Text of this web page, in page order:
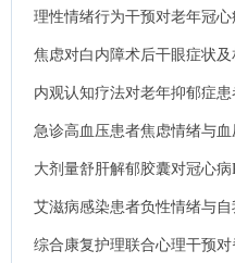
理性情绪行为干预对老年冠
变化的影响.
焦虑对白内障术后干眼症状
内观认知疗法对老年抑郁症
急诊高血压患者焦虑情绪与
大剂量舒肝解郁胶囊对冠心
类神经递质的影响.
艾滋病感染患者负性情绪与
综合康复护理联合心理干预